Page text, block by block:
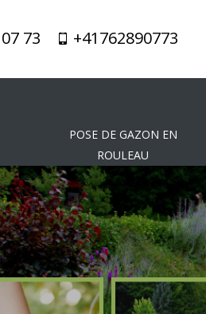
73 +41762890773
POSE DE GAZON EN
ROULEAU